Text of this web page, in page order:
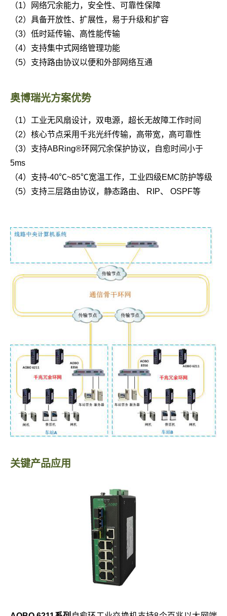
（1）网络冗余能力，安全性、可靠性保障
（2）具备开放性、扩展性，易于升级和扩容
（3）低时延传输、高性能传输
（4）支持集中式网络管理功能
（5）支持路由协议以便和外部网络互通
奥博瑞光方案优势
（1）工业无风扇设计，双电源，超长无故障工作时间
（2）核心节点采用千兆光纤传输，高带宽，高可靠性
（3）支持ABRing®环网冗余保护协议，自愈时间小于
5ms
（4）支持-40℃~85℃宽温工作，工业四级EMC防护等级
（5）支持三层路由协议，静态路由、 RIP、 OSPF等
关键产品应用